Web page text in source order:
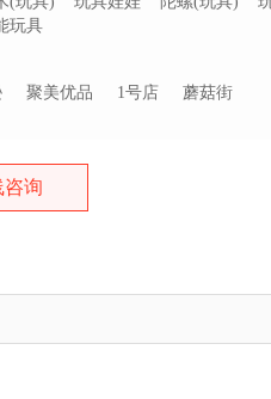
玩具
聚美优品 1号店 蘑菇街
咨询